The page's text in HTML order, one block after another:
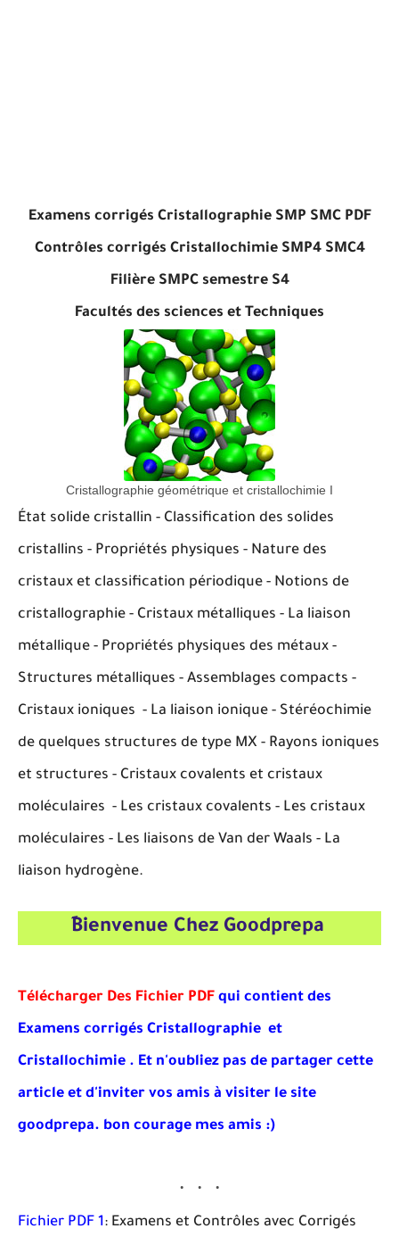
Examens corrigés Cristallographie SMP SMC PDF
Contrôles corrigés Cristallochimie SMP4 SMC4
Filière SMPC semestre S4
Facultés des sciences et Techniques
Cristallographie géométrique et cristallochimie I
État solide cristallin - Classification des solides
cristallins - Propriétés physiques - Nature des
cristaux et classification périodique - Notions de
cristallographie - Cristaux métalliques - La liaison
métallique - Propriétés physiques des métaux -
Structures métalliques - Assemblages compacts -
Cristaux ioniques - La liaison ionique - Stéréochimie
de quelques structures de type MX - Rayons ioniques
et structures - Cristaux covalents et cristaux
moléculaires - Les cristaux covalents - Les cristaux
moléculaires - Les liaisons de Van der Waals - La
liaison hydrogène.
ِBienvenue Chez Goodprepa
Télécharger Des Fichier PDF qui contient des
Examens corrigés Cristallographie et
Cristallochimie . Et n'oubliez pas de partager cette
article et d'inviter vos amis à visiter le site
goodprepa. bon courage mes amis :)
Fichier PDF 1: Examens et Contrôles avec Corrigés